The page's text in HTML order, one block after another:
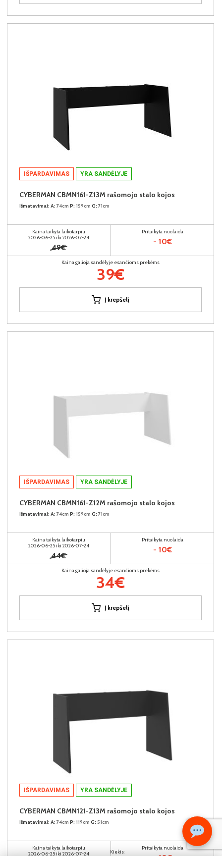
Kiekis:
IŠPARDAVIMAS YRA SANDĖLYJE
CYBERMAN CBMN161-Z13M rašomojo stalo kojos
Išmatavimai: A: 74cm P: 159cm G: 71cm
Kaina taikyta laikotarpiu
2026-06-25 iki 2026-07-24
49€
Pritaikyta nuolaida
- 10€
Kaina galioja sandėlyje esančioms prekėms
39€
Į krepšelį
IŠPARDAVIMAS YRA SANDĖLYJE
CYBERMAN CBMN161-Z12M rašomojo stalo kojos
Išmatavimai: A: 74cm P: 159cm G: 71cm
Kaina taikyta laikotarpiu
2026-06-25 iki 2026-07-24
44€
Pritaikyta nuolaida
- 10€
Kaina galioja sandėlyje esančioms prekėms
34€
Į krepšelį
IŠPARDAVIMAS YRA SANDĖLYJE
CYBERMAN CBMN121-Z13M rašomojo stalo kojos
Išmatavimai: A: 74cm P: 119cm G: 51cm
Kaina taikyta laikotarpiu
2026-06-25 iki 2026-07-24
Pritaikyta nuolaida